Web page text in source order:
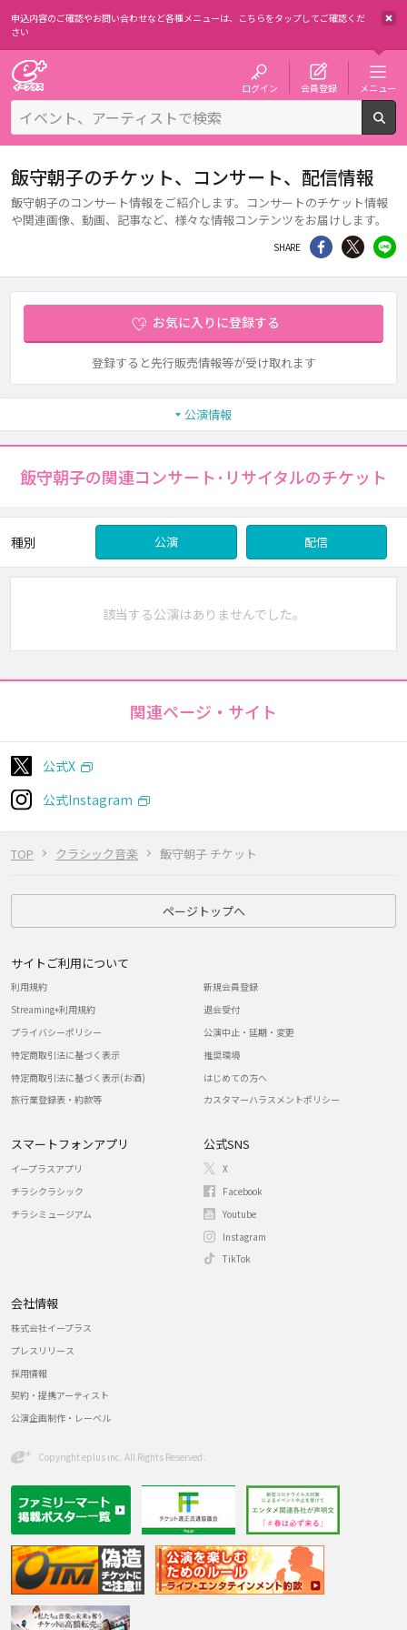
申込内容のご確認やお問い合わせなど各種メニューは、 こちらをタップしてご確認くだ
さい
ログイン 会員登録 メニュー
TOP クラシック音楽 飯守朝子 チケット
飯守朝子のチケット、コンサート、配信情報
飯守朝子のコンサート情報をご紹介します。コンサートのチケット情報
や関連画像、動画、記事など、様々な情報コンテンツをお届けします。
SHARE シェア Twitter
お気に入りに登録する
登録すると先行販売情報等が受け取れます
公演情報
飯守朝子の関連コンサート･リサイタルのチケット
種別 公演 配信
該当する公演はありませんでした。
関連ページ・サイト
公式X
公式Instagram
ページトップへ
サイトご利用について
利用規約
Streaming+利用規約
プライバシーポリシー
特定商取引法に基づく表示
特定商取引法に基づく表示(お酒)
旅行業登録表・約款等
新規会員登録
退会受付
公演中止・延期・変更
推奨環境
はじめての方へ
カスタマーハラスメントポリシー
スマートフォンアプリ
イープラスアプリ
チラシクラシック
チラシミュージアム
公式SNS
X
Facebook
Youtube
Instagram
TikTok
会社情報
株式会社イープラス
プレスリリース
採用情報
契約・提携アーティスト
公演企画制作・レーベル
Copyright eplus inc. All Rights Reserved.